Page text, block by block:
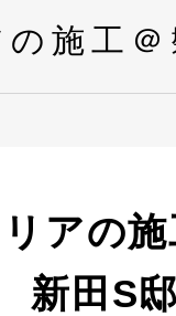
施工
アの
新田S